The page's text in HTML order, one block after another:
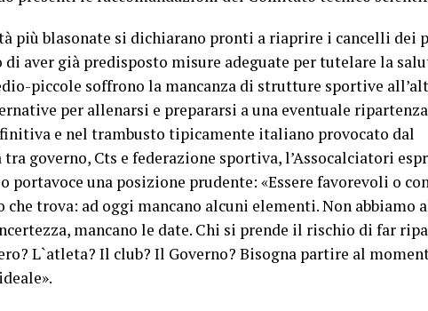
più blasonate si dichiarano pronti a riaprire i cancelli dei
aver già predisposto misure adeguate per tutelare la
piccole soffrono la mancanza di strutture sportive
per allenarsi e prepararsi a una eventuale
e nel trambusto tipicamente italiano provocato dal
governo, Cts e federazione sportiva, l’Assocalciatori
portavoce una posizione prudente: «Essere favorevoli o
trova: ad oggi mancano alcuni elementi. Non abbiamo
mancano le date. Chi si prende il rischio di far
L`atleta? Il club? Il Governo? Bisogna partire al